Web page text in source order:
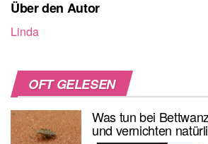
Über den Autor
Linda
OFT GELESEN
Was tun bei
und vernichten